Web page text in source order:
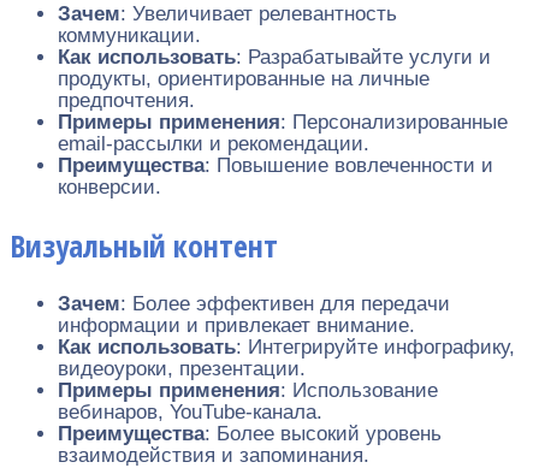
Зачем: Увеличивает релевантность
коммуникации.
Как использовать: Разрабатывайте услуги и
продукты, ориентированные на личные
предпочтения.
Примеры применения: Персонализированные
email-рассылки и рекомендации.
Преимущества: Повышение вовлеченности и
конверсии.
Визуальный контент
Зачем: Более эффективен для передачи
информации и привлекает внимание.
Как использовать: Интегрируйте инфографику,
видеоуроки, презентации.
Примеры применения: Использование
вебинаров, YouTube-канала.
Преимущества: Более высокий уровень
взаимодействия и запоминания.